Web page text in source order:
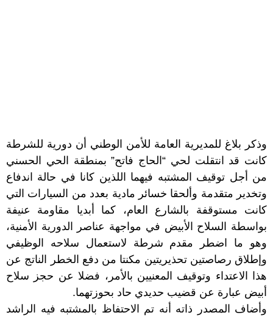
وذكر بلاغ للمديرية العامة للأمن الوطني أن دورية للشرطة
كانت قد انتقلت لحي “الحاج فاتح” بمنطقة الحي الحسني
من أجل توقيف المشتبه فيهما اللذين كانا في حالة اندفاع
وتخدير متقدمة وألحقا خسائر مادية بعدد من السيارات التي
كانت مستوقفة بالشارع العام، كما أبديا مقاومة عنيفة
بواسطة السلاح الأبيض في مواجهة عناصر الدورية الأمنية،
وهو ما اضطر مقدم شرطة لاستعمال سلاحه الوظيفي
وإطلاق رصاصتين تحذيريتين مكنتا من دفع الخطر الناتج عن
هذا الاعتداء وتوقيف المعنيين بالأمر، فضلا عن حجز سلاح
أبيض عبارة عن قضيب حديدي حاد بحوزتهما.
وأضاف المصدر ذاته أنه تم الاحتفاظ بالمشتبه فيه الراشد